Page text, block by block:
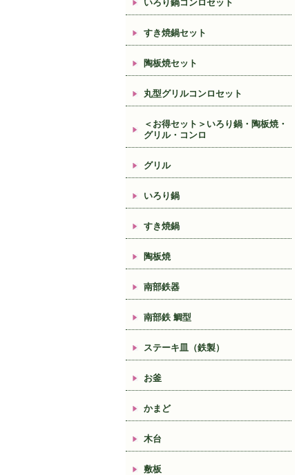
いろり鍋コンロセット
すき焼鍋セット
陶板焼セット
丸型グリルコンロセット
＜お得セット＞いろり鍋・陶板焼・
グリル・コンロ
グリル
いろり鍋
すき焼鍋
陶板焼
南部鉄器
南部鉄 鯛型
ステーキ皿（鉄製）
お釜
かまど
木台
敷板